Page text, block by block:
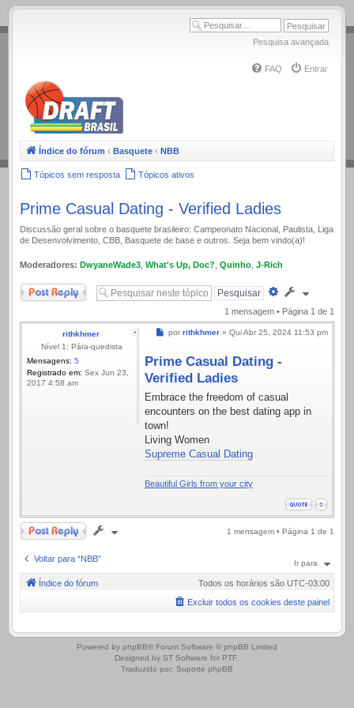
.
Pesquisa avançada
FAQ Entrar
Índice do fórum ‹ Basquete ‹ NBB
Tópicos sem resposta Tópicos ativos
Prime Сasual Dating - Verified Ladies
Discussão geral sobre o basquete brasileiro: Campeonato Nacional, Paulista, Liga
de Desenvolvimento, CBB, Basquete de base e outros. Seja bem vindo(a)!
Moderadores: DwyaneWade3 What's Up, Doc? Quinho J-Rich
Responder
Pesquisa
avançada
1 mensagem • Página 1 de 1
rithkhmer
Nível 1: Pára-quedista
Mensagens: 5
Registrado em: Sex Jun 23,
2017 4:58 am
Mensagem
por rithkhmer » Qui Abr 25, 2024 11:53 pm
Prime Сasual Dating -
Verified Ladies
Embrace the freedom of casual
encounters on the best dating app in
town!
Living Women
Supreme Сasual Dating
Beautiful Girls from your city
Responder 1 mensagem • Página 1 de 1
Voltar para “NBB” Ir para
Índice do fórum Todos os horários são UTC-03:00
Excluir todos os cookies deste painel
.
Powered by phpBB® Forum Software © phpBB Limited
Designed by ST Software for PTF.
Traduzido por: Suporte phpBB